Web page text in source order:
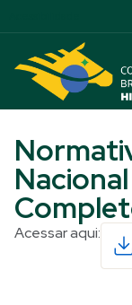
Acessar aqui: